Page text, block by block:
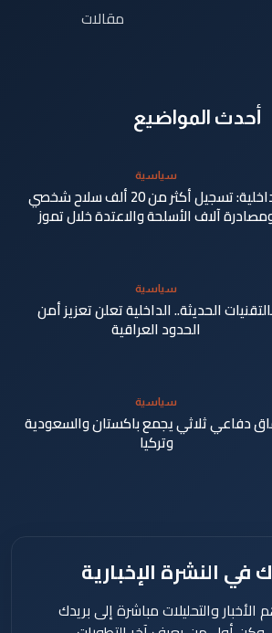
مقالات
أحدث المواضيع
سياسية
الداخلية: تسجيل أكثر من 20 ألف سلاح شخصي
آلاف الأسلحة والاعتدة خلال تموز
سياسية
الحديثة.. الداخلية تعلن تعزيز أمن
الحدود العراقية
سياسية
دفاعي ثلاثي يجمع باكستان والسعودية
وتركيا
في النشرة الإخبارية
والتحليلات مباشرة إلى بريدك